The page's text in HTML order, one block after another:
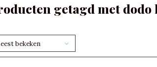
getagd met
bekeken